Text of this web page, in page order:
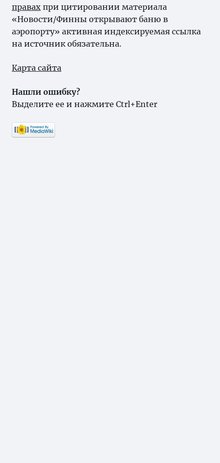
правах при цитировании материала
«Новости/Финны открывают баню в
аэропорту» активная индексируемая ссылка
на источник обязательна.
Карта сайта
Нашли ошибку?
Выделите ее и нажмите Ctrl+Enter